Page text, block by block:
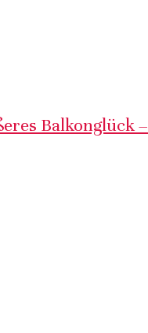
Balkonglück